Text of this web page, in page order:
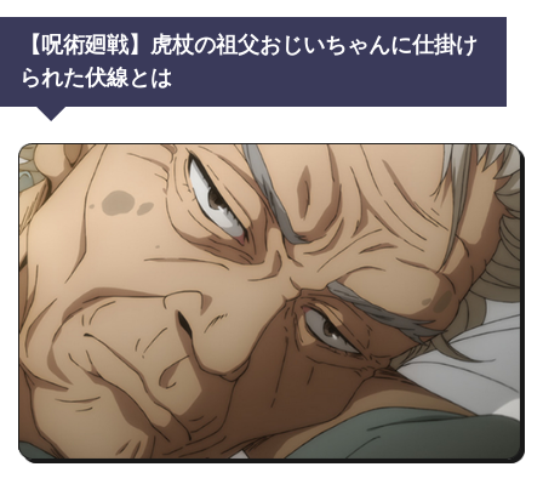
【呪術廻戦】虎杖の祖父おじいちゃんに仕掛け
られた伏線とは